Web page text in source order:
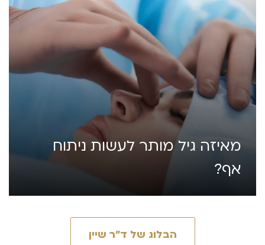
מאיזה גיל מותר לעשות ניתוח
אף?
הבלוג של ד״ר שיין